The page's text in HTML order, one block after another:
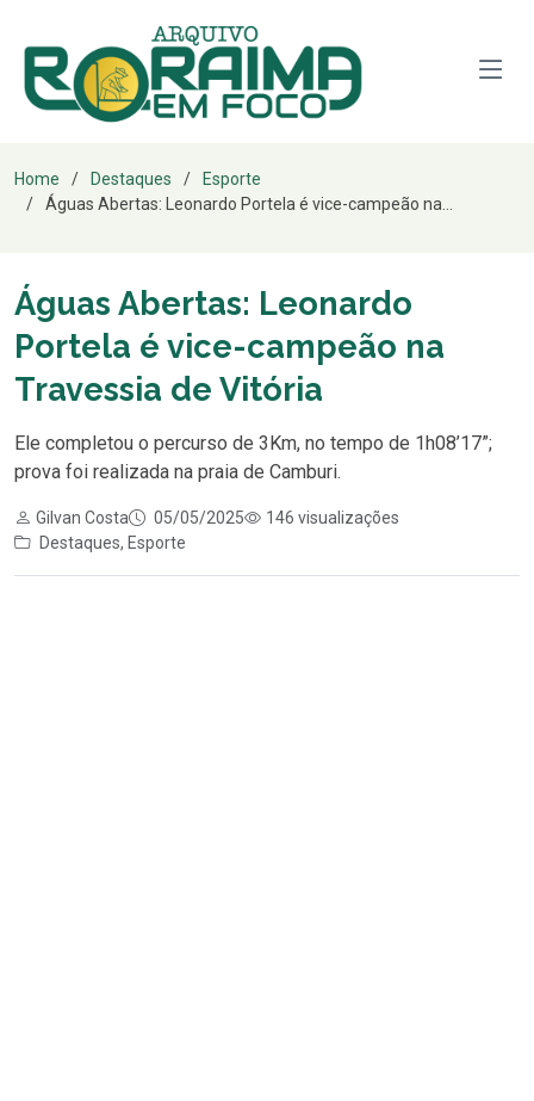
Home Destaques
Esporte
Águas Abertas: Leonardo Portela é vice-campeão na...
Águas Abertas: Leonardo
Portela é vice-campeão na
Travessia de Vitória
Ele completou o percurso de 3Km, no tempo de 1h08’17”;
prova foi realizada na praia de Camburi.
Gilvan Costa 05/05/2025
146 visualizações
Destaques, Esporte